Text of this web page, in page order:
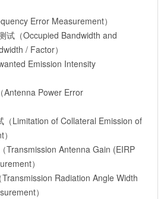
Error Measurement）
试（Occupied Bandwidth and
/ Factor）
Emission Intensity
Antenna Power Error
（Limitation of Collateral Emission of
Transmission Antenna Gain (EIRP
）
Radiation Angle Width
）